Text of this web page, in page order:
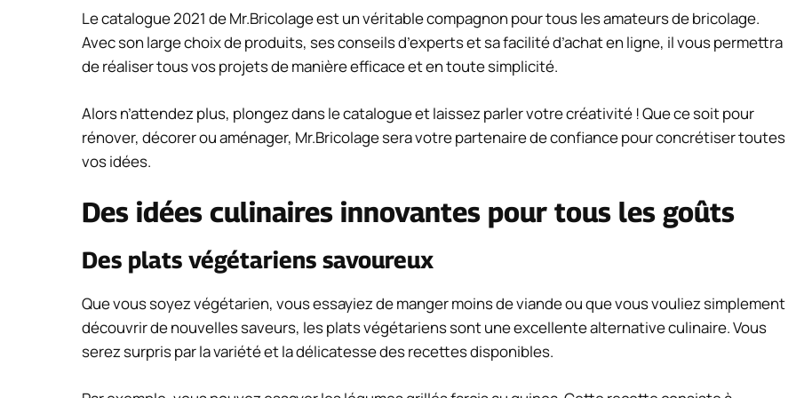
Le catalogue 2021 de Mr.Bricolage est un véritable compagnon pour tous les amateurs de bricolage.
Avec son large choix de produits, ses conseils d’experts et sa facilité d’achat en ligne, il vous permettra
de réaliser tous vos projets de manière efficace et en toute simplicité.
Alors n’attendez plus, plongez dans le catalogue et laissez parler votre créativité ! Que ce soit pour
rénover, décorer ou aménager, Mr.Bricolage sera votre partenaire de confiance pour concrétiser toutes
vos idées.
Des idées culinaires innovantes pour tous les goûts
Des plats végétariens savoureux
Que vous soyez végétarien, vous essayiez de manger moins de viande ou que vous vouliez simplement
découvrir de nouvelles saveurs, les plats végétariens sont une excellente alternative culinaire. Vous
serez surpris par la variété et la délicatesse des recettes disponibles.